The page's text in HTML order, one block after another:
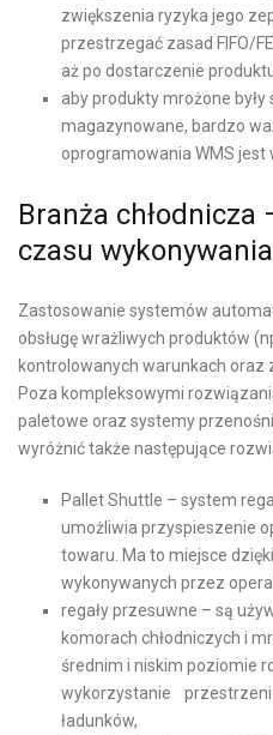
zwiększenia ryzyka jego
przestrzegać zasad FIFO/
aż po dostarczenie
aby produkty mrożone
magazynowane, bardzo
oprogramowania WMS jest
Branża
czasu
Zastosowanie systemów
obsługę wrażliwych produktów
kontrolowanych warunkach oraz
Poza kompleksowymi
paletowe oraz systemy
wyróżnić także następujące
Pallet Shuttle – system
umożliwia przyspieszenie
towaru. Ma to miejsce
wykonywanych przez
regały przesuwne – są
komorach chłodniczych i
średnim i niskim poziomie
wykorzystanie przestrzeni
ładunków,